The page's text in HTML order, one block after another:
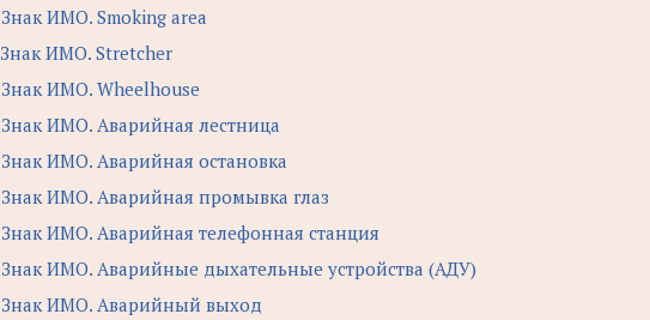
Знак ИМО. Smoking area
Знак ИМО. Stretcher
Знак ИМО. Wheelhouse
Знак ИМО. Аварийная лестница
Знак ИМО. Аварийная остановка
Знак ИМО. Аварийная промывка глаз
Знак ИМО. Аварийная телефонная станция
Знак ИМО. Аварийные дыхательные устройства (АДУ)
Знак ИМО. Аварийный выход